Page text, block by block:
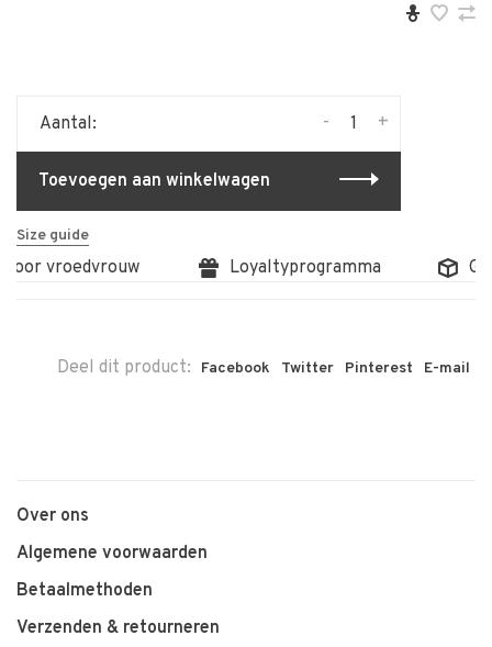
Aantal: +
-
Toevoegen aan winkelwagen
Size guide
vroedvrouw Loyaltyprogramma
Deel dit product: Facebook Twitter Pinterest E-mail
Over ons
Algemene voorwaarden
Betaalmethoden
Verzenden & retourneren